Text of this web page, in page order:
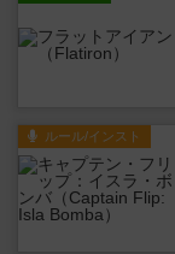
ルール/インスト